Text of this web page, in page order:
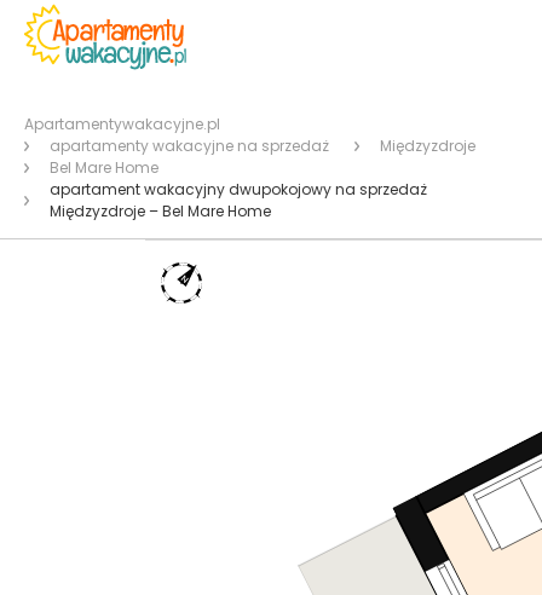
Apartamentywakacyjne.pl
apartamenty wakacyjne na sprzedaż
Międzyzdroje
Bel Mare Home
apartament wakacyjny dwupokojowy na sprzedaż
Międzyzdroje – Bel Mare Home